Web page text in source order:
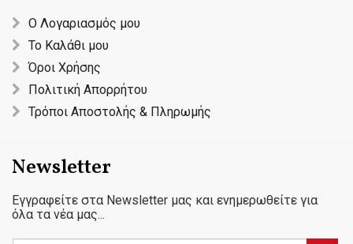
Ο Λογαριασμός μου
Το Καλάθι μου
Όροι Χρήσης
Πολιτική Απορρήτου
Τρόποι Αποστολής & Πληρωμής
Newsletter
Εγγραφείτε στα Newsletter μας και ενημερωθείτε για
όλα τα νέα μας...